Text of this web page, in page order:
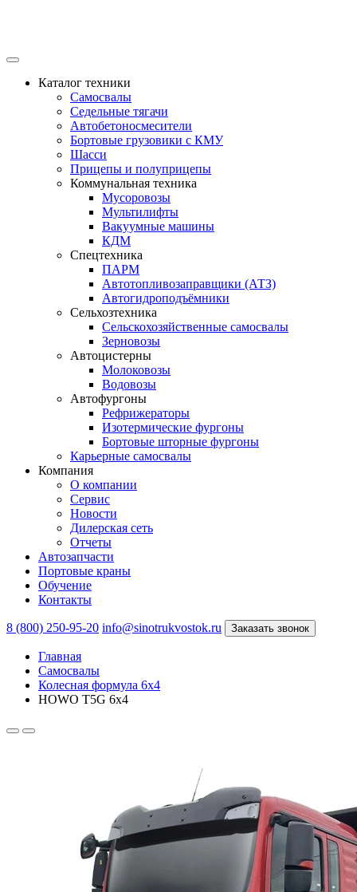
Каталог техники
Самосвалы
Седельные тягачи
Автобетоносмесители
Бортовые грузовики с КМУ
Шасси
Прицепы и полуприцепы
Коммунальная техника
Мусоровозы
Мультилифты
Вакуумные машины
КДМ
Спецтехника
ПАРМ
Автотопливозаправщики (АТЗ)
Автогидроподъёмники
Сельхозтехника
Сельскохозяйственные самосвалы
Зерновозы
Автоцистерны
Молоковозы
Водовозы
Автофургоны
Рефрижераторы
Изотермические фургоны
Бортовые шторные фургоны
Карьерные самосвалы
Компания
О компании
Сервис
Новости
Дилерская сеть
Отчеты
Автозапчасти
Портовые краны
Обучение
Контакты
8 (800) 250-95-20 info@sinotrukvostok.ru Заказать звонок
Главная
Самосвалы
Колесная формула 6x4
HOWO T5G 6x4